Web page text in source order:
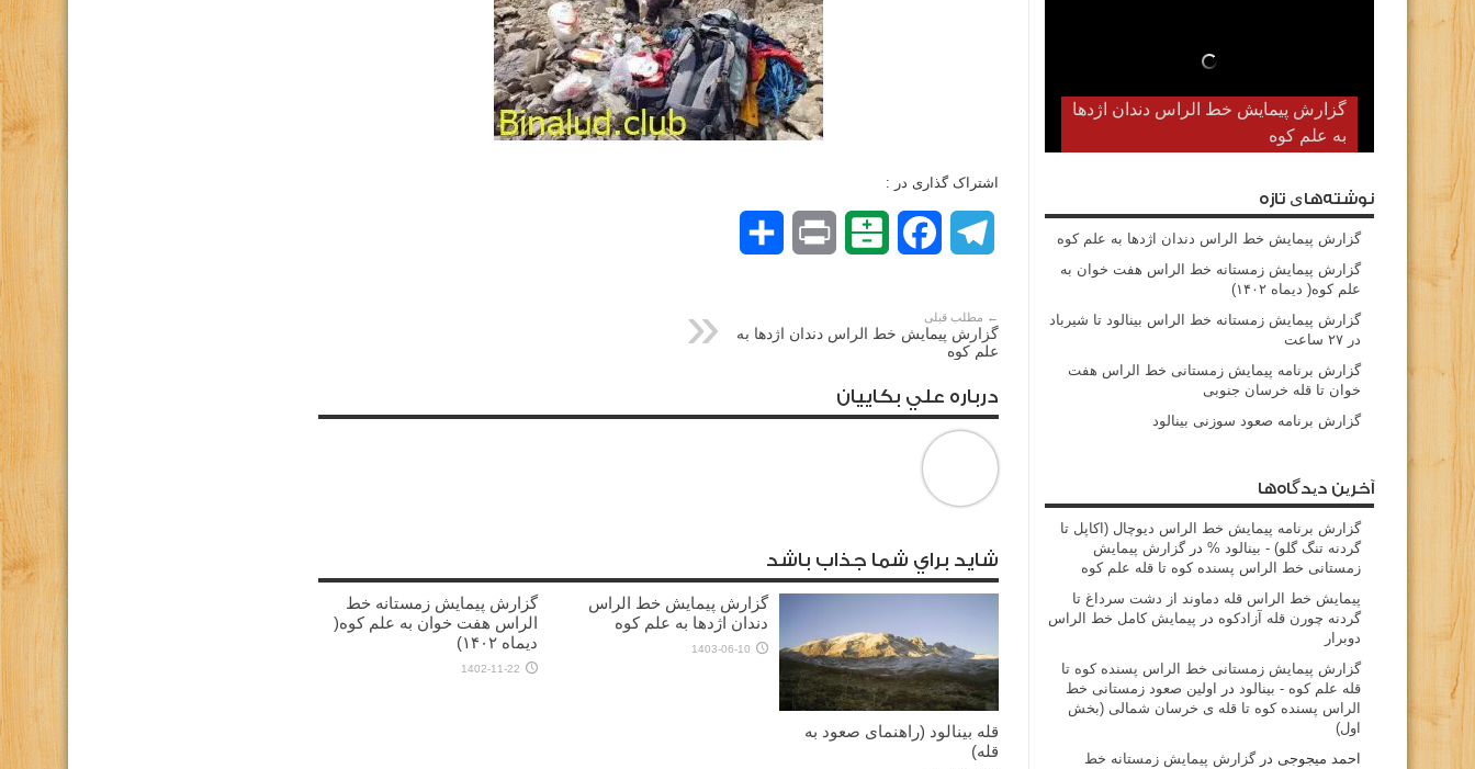
اشتراک گذاری در :
Telegram
Facebook
Balatarin
Print
← مطلب قبلی
گزارش پیمایش خط الراس دندان اژدها به
علم کوه
درباره علي بكاييان
شايد براي شما جذاب باشد
قله بینالود (راهنمای صعود به
قله)
گزارش پیمایش خط الراس
دندان اژدها به علم کوه
1403-06-10
گزارش پیمایش زمستانه خط
الراس هفت خوان به علم کوه(
دیماه ۱۴۰۲)
1402-11-22
گزارش پیمایش خط الراس دندان اژدها
به علم کوه
نوشته‌های تازه
گزارش پیمایش خط الراس دندان اژدها به علم کوه
گزارش پیمایش زمستانه خط الراس هفت خوان به
علم کوه( دیماه ۱۴۰۲)
گزارش پیمایش زمستانه خط الراس بینالود تا شیرباد
در ۲۷ ساعت
گزارش برنامه پیمایش زمستانی خط الراس هفت
خوان تا قله خرسان جنوبی
گزارش برنامه صعود سوزنی بینالود
آخرین دیدگاه‌ها
گزارش برنامه پيمايش خط الراس ديوچال (اكاپل تا
گردنه تنگ گلو) - بينالود % درگزارش پیمایش
زمستانی خط الراس پسنده کوه تا قله علم کوه
پيمايش خط الراس قله دماوند از دشت سرداغ تا
گردنه چورن قله آزادكوه در پیمایش کامل خط الراس
دوبرار
گزارش پیمایش زمستانی خط الراس پسنده کوه تا
قله علم کوه - بينالود در
اولین صعود زمستانی خط
الراس پسنده کوه تا قله ی خرسان شمالی (بخش
اول)
احمد میجوجی درگزارش پیمایش زمستانه خط